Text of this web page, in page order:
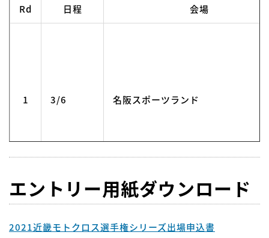
Rd 日程 会場
1 3/6 名阪スポーツランド
エントリー用紙ダウンロード
2021近畿モトクロス選手権シリーズ出場申込書